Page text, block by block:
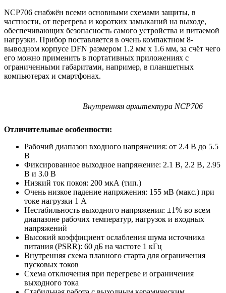
NCP706 снабжён всеми основными схемами защиты, в
частности, от перегрева и коротких замыканий на выходе,
обеспечивающих безопасность самого устройства и питаемой
нагрузки. Прибор поставляется в очень компактном 8-
выводном корпусе DFN размером 1.2 мм x 1.6 мм, за счёт чего
его можно применить в портативных приложениях с
ограниченными габаритами, например, в планшетных
компьютерах и смартфонах.
Внутренняя архитектура NCP706
Отличительные особенности:
Рабочий диапазон входного напряжения: от 2.4 В до 5.5
В
Фиксированное выходное напряжение: 2.1 В, 2.2 В, 2.95
В и 3.0 В
Низкий ток покоя: 200 мкА (тип.)
Очень низкое падение напряжения: 155 мВ (макс.) при
токе нагрузки 1 А
Нестабильность выходного напряжения: ±1% во всем
диапазоне рабочих температур, нагрузок и входных
напряжений
Высокий коэффициент ослабления шума источника
питания (PSRR): 60 дБ на частоте 1 кГц
Внутренняя схема плавного старта для ограничения
пусковых токов
Схема отключения при перегреве и ограничения
выходного тока